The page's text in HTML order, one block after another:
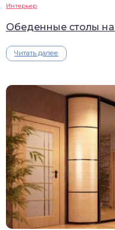
Интерьер
Обеденные столы на
Читать далее